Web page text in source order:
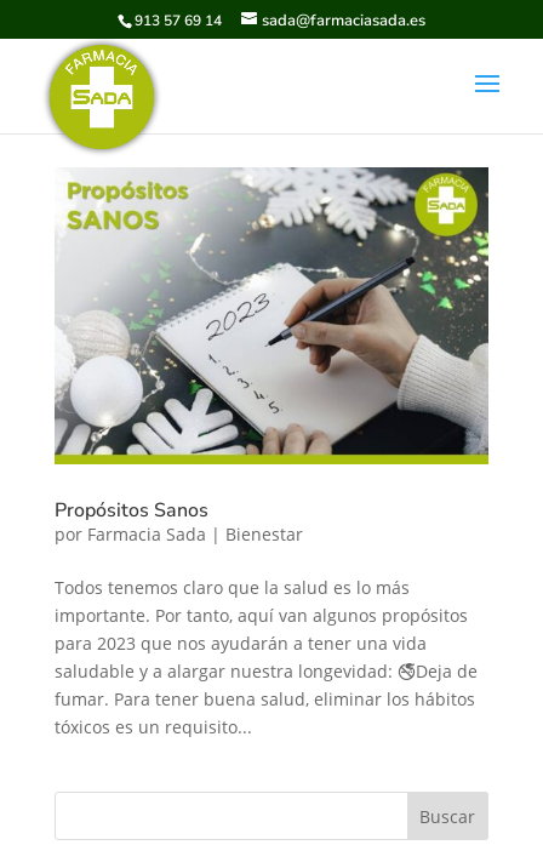
913 57 69 14 sada@farmaciasada.es
Propósitos Sanos
por Farmacia Sada | Bienestar
Todos tenemos claro que la salud es lo más
importante. Por tanto, aquí van algunos propósitos
para 2023 que nos ayudarán a tener una vida
saludable y a alargar nuestra longevidad: 🚭Deja de
fumar. Para tener buena salud, eliminar los hábitos
tóxicos es un requisito...